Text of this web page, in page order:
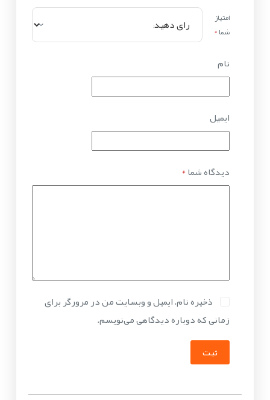
امتیاز
شما*
نام
ایمیل
دیدگاه شما*
ذخیره نام، ایمیل و وبسایت من در مرورگر برای
زمانی که دوباره دیدگاهی می‌نویسم.
ثبت